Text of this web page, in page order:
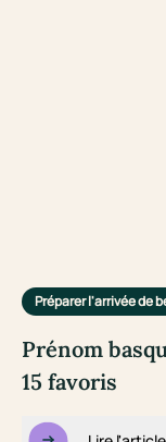
Préparer l'arrivée de
Prénom
15 favoris